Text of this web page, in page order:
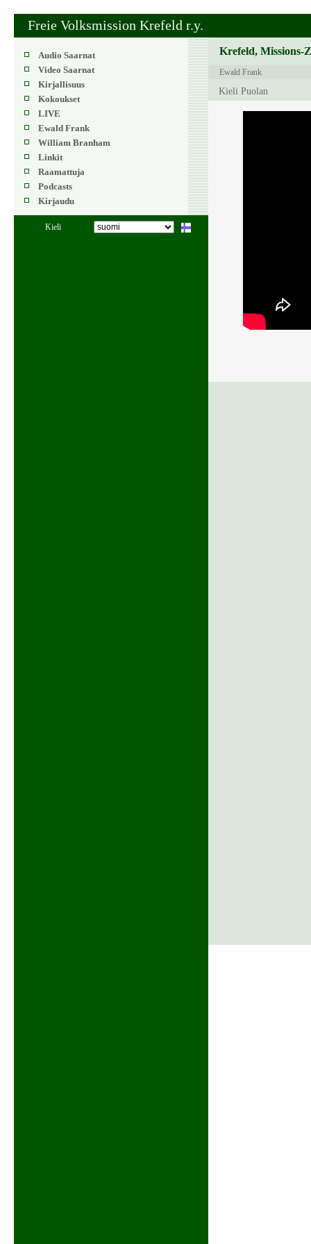
Freie Volksmission Krefeld r.y.
Audio Saarnat
Video Saarnat
Kirjallisuus
Kokoukset
LIVE
Ewald Frank
William Branham
Linkit
Raamattuja
Podcasts
Kirjaudu
Kieli
Krefeld, Missions-
Ewald Frank
Kieli Puolan